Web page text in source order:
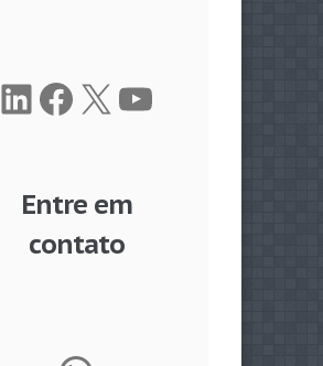
LinkedIn
Facebook
X Youtube
Entre em
contato